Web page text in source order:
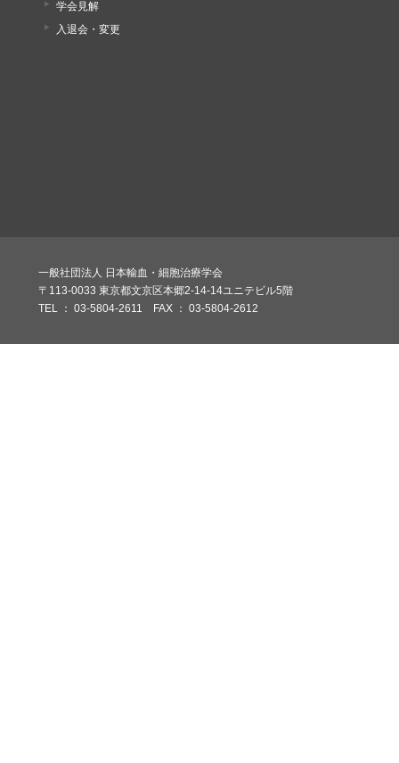
学会見解
入退会・変更
一般社団法人 日本輸血・細胞治療学会
〒113-0033 東京都文京区本郷2-14-14ユニテビル5階
TEL ： 03-5804-2611 FAX ： 03-5804-2612